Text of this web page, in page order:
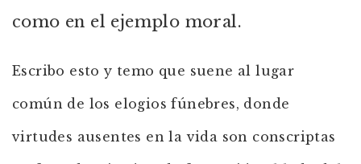
como en el ejemplo moral.
Escribo esto y temo que suene al lugar
común de los elogios fúnebres, donde
virtudes ausentes en la vida son conscriptas